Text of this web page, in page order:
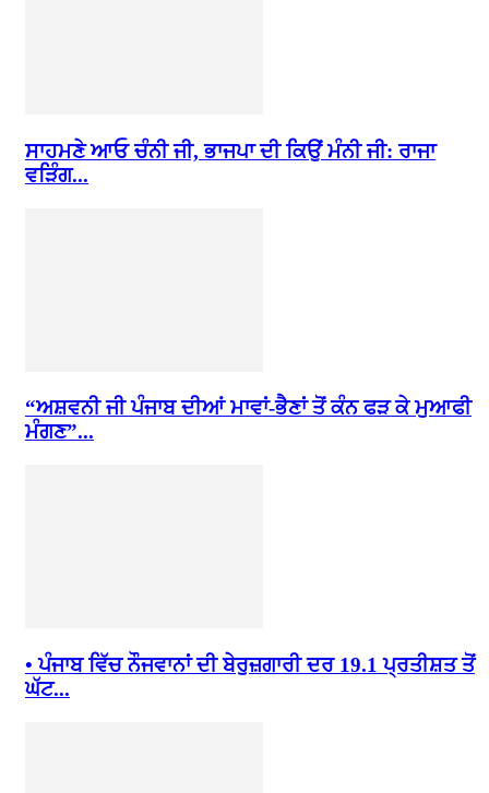
ਸਾਹਮਣੇ ਆਓ ਚੰਨੀ ਜੀ, ਭਾਜਪਾ ਦੀ ਕਿਉਂ ਮੰਨੀ ਜੀ: ਰਾਜਾ
ਵੜਿੰਗ...
“ਅਸ਼ਵਨੀ ਜੀ ਪੰਜਾਬ ਦੀਆਂ ਮਾਵਾਂ-ਭੈਣਾਂ ਤੋਂ ਕੰਨ ਫੜ ਕੇ ਮੁਆਫੀ
ਮੰਗਣ”...
• ਪੰਜਾਬ ਵਿੱਚ ਨੌਜਵਾਨਾਂ ਦੀ ਬੇਰੁਜ਼ਗਾਰੀ ਦਰ 19.1 ਪ੍ਰਤੀਸ਼ਤ ਤੋਂ
ਘੱਟ...